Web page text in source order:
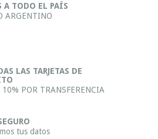
A TODO EL PAÍS
ARGENTINO
LAS TARJETAS DE
10% POR TRANSFERENCIA
tus datos